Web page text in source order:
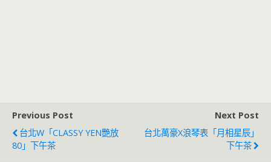
Previous Post
台北W「CLASSY YEN艷放
80」下午茶
Next Post
台北萬豪X浪琴表「月相星辰」
下午茶